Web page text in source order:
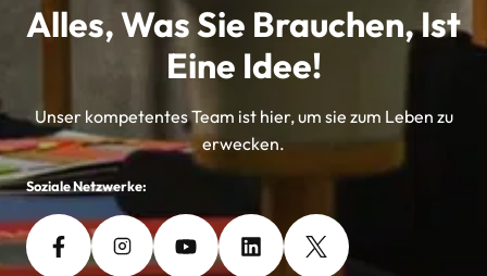
Alles, Was Sie Brauchen, Ist
Eine Idee!
Unser kompetentes Team ist hier, um sie zum Leben zu
erwecken.
Soziale Netzwerke: